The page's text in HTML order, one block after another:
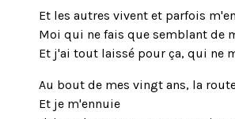
Et les autres vivent et parfois
Moi qui ne fais que semblant de
Et j'ai tout laissé pour ça, qui ne
Au bout de mes vingt ans, la
Et je m'ennuie